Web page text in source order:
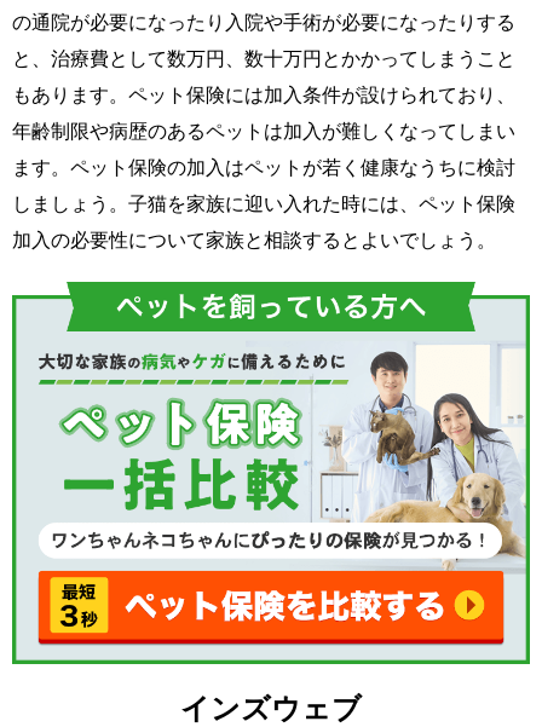
の通院が必要になったり入院や手術が必要になったりする
と、治療費として数万円、数十万円とかかってしまうこと
もあります。ペット保険には加入条件が設けられており、
年齢制限や病歴のあるペットは加入が難しくなってしまい
ます。ペット保険の加入はペットが若く健康なうちに検討
しましょう。子猫を家族に迎い入れた時には、ペット保険
加入の必要性について家族と相談するとよいでしょう。
インズウェブ